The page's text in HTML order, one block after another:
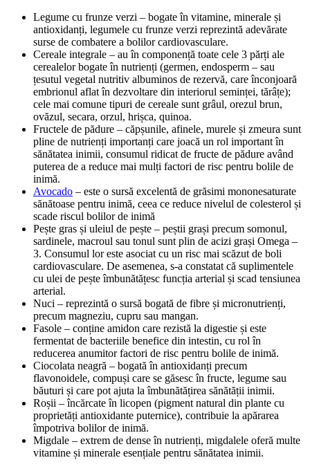
Legume cu frunze verzi – bogate în vitamine, minerale și
antioxidanți, legumele cu frunze verzi reprezintă adevărate
surse de combatere a bolilor cardiovasculare.
Cereale integrale – au în componență toate cele 3 părți ale
cerealelor bogate în nutrienți (germen, endosperm – sau
țesutul vegetal nutritiv albuminos de rezervă, care înconjoară
embrionul aflat în dezvoltare din interiorul seminței, tărâțe);
cele mai comune tipuri de cereale sunt grâul, orezul brun,
ovăzul, secara, orzul, hrișca, quinoa.
Fructele de pădure – căpșunile, afinele, murele și zmeura sunt
pline de nutrienți importanți care joacă un rol important în
sănătatea inimii, consumul ridicat de fructe de pădure având
puterea de a reduce mai mulți factori de risc pentru bolile de
inimă.
Avocado – este o sursă excelentă de grăsimi mononesaturate
sănătoase pentru inimă, ceea ce reduce nivelul de colesterol și
scade riscul bolilor de inimă
Pește gras și uleiul de pește – peștii grași precum somonul,
sardinele, macroul sau tonul sunt plin de acizi grași Omega –
3. Consumul lor este asociat cu un risc mai scăzut de boli
cardiovasculare. De asemenea, s-a constatat că suplimentele
cu ulei de pește îmbunătățesc funcția arterial și scad tensiunea
arterial.
Nuci – reprezintă o sursă bogată de fibre și micronutrienți,
precum magneziu, cupru sau mangan.
Fasole – conține amidon care rezistă la digestie și este
fermentat de bacteriile benefice din intestin, cu rol în
reducerea anumitor factori de risc pentru bolile de inimă.
Ciocolata neagră – bogată în antioxidanți precum
flavonoidele, compuși care se găsesc în fructe, legume sau
băuturi și care pot ajuta la îmbunătățirea sănătății inimii.
Roșii – încărcate în licopen (pigment natural din plante cu
proprietăți antioxidante puternice), contribuie la apărarea
împotriva bolilor de inimă.
Migdale – extrem de dense în nutrienți, migdalele oferă multe
vitamine și minerale esențiale pentru sănătatea inimii.